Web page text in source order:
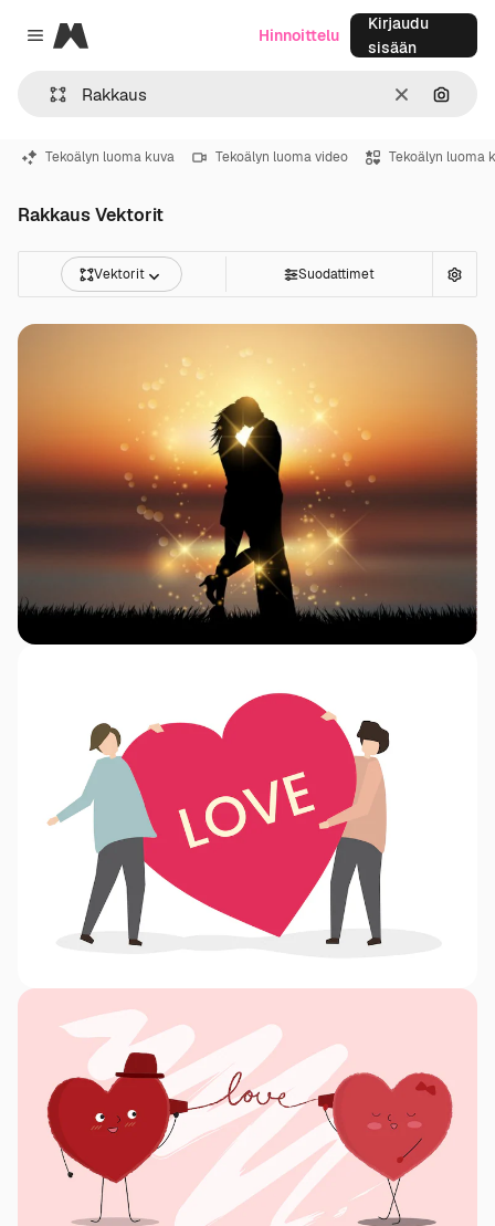
Close menu
Magnific
SelkeäHae
Hinnoittelu
Kirjaudu
sisään
Tekoälyn luoma kuva Tekoälyn luoma video Tekoälyn luoma
Rakkaus Vektorit
Vektorit Suodattimet